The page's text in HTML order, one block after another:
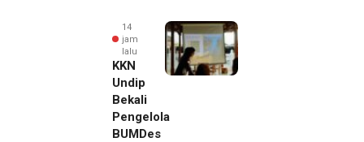
14
jam
lalu
KKN
Undip
Bekali
Pengelola
BUMDes